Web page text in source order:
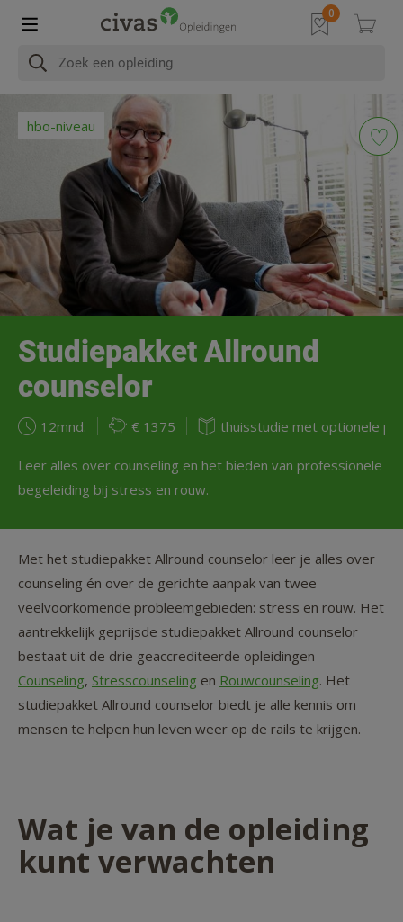
Studiepakket Allround
counselor
Leer alles over counseling en het bieden van professionele
begeleiding bij stress en rouw.
hbo-niveau
12mnd. € 1375 thuisstudie met optionele
In het kort Na afronding Programma Diploma &
Met het studiepakket Allround counselor leer je alles over
counseling én over de gerichte aanpak van twee
veelvoorkomende probleemgebieden: stress en rouw. Het
aantrekkelijk geprijsde studiepakket Allround counselor
bestaat uit de drie geaccrediteerde opleidingen
Counseling, Stresscounseling en Rouwcounseling. Het
studiepakket Allround counselor biedt je alle kennis om
mensen te helpen hun leven weer op de rails te krijgen.
Wat je van de opleiding
kunt verwachten